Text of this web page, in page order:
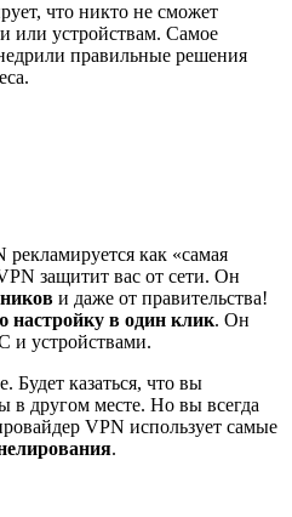
что никто не сможет
или устройствам. Самое
правильные решения
как «самая
защитит вас от сети. Он
и даже от правительства!
настройку в один клик. Он
и устройствами.
казаться, что вы
в другом месте. Но вы всегда
VPN использует самые
.